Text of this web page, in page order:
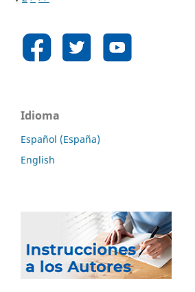
Idioma
Español (España)
English